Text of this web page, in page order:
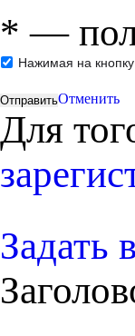
* —
Нажимая на
Отменить
Для
Задать